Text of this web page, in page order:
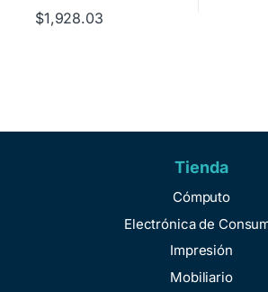
$1,928.03
Tienda
Cómputo
Electrónica de
Impresión
Mobiliario